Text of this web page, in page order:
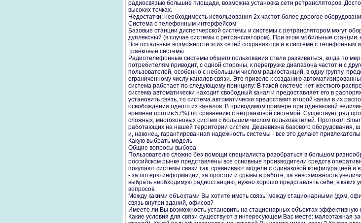
радиосвязью большие площади, возможна установка сети ретрансляторов.
высоких точках.
Недостатки: необходимость использования 2х частот более дорогое
Система с телефонным интерфейсом
Базовые станции диспетчерской системы и системы с ретранслятором могут
дуплексный (в случае системы с ретранслятором). При этом мобильные
Все остальные возможности этих сетей сохраняются и в системе с телефонным
Транковые системы
Радиотелефонные системы общего пользования стали развиваться, когда по
потребителям приводит, с одной стороны, к перегрузке диапазона частот и с
пользователей, особенно с небольшим числом радиостанций, в одну группу,
ограниченному числу каналов связи. Это привело к созданию
система работает по следующему принципу: В такой системе нет жесткого
система автоматически находит свободный канал и предоставляет его в
установить связь, то система автоматически предоставит второй канал в их
освобождения одного из каналов. В приводимом примере при одинаковой
времени против 57%) по сравнению с нетранковой системой. Существует ряд
сложных, многозоновых систем с большим числом пользователей. Протокол
работающих на нашей территории систем. Дешевизна базового оборудования,
и, наконец, гарантированная надежность системы - все это делают
Какую выбрать модель
Общие вопросы выбора
Пользователю сложно без помощи специалиста разобраться в большом
российском рынке представлены все основные производители средств
покупают системы связи так: сравнивают модели с одинаковой конфигурацией
- за потерю информации, за простои и срывы в работе, за невозможность
выбрать необходимую радиостанцию, нужно хорошо представлять себе, в каких
вопросов.
Между какими объектами Вы хотите иметь связь: между стационарными (дом,
связь внутри зданий, офисов?
Имеете ли Вы возможность установить на стационарных объектах
Какие условия для связи существуют в интересующем Вас месте: малоэтажная